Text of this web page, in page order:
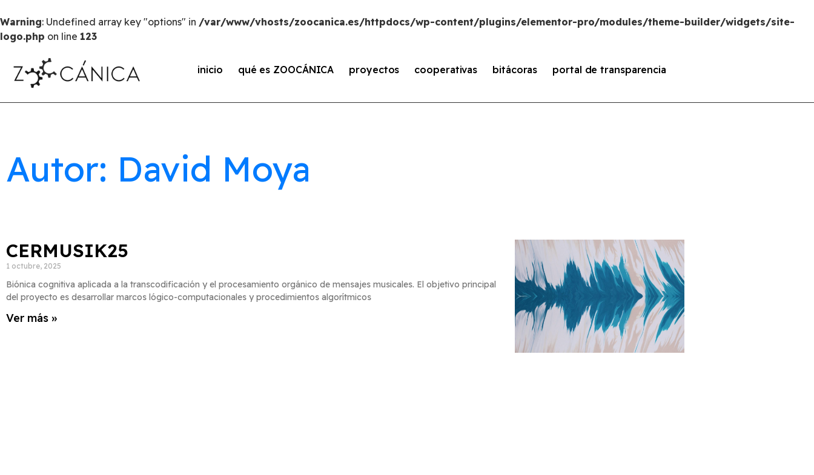
Warning: Undefined array key "options" in /var/www/vhosts/zoocanica.es/httpdocs/wp-content/plugins/elementor-pro/modules/theme-builder/widgets/site-
logo.php on line 123
inicio qué es ZOOCÁNICA proyectos cooperativas bitácoras portal de transparencia
Autor: David Moya
CERMUSIK25
1 octubre, 2025
Biónica cognitiva aplicada a la transcodificación y el procesamiento orgánico de mensajes musicales. El objetivo principal
del proyecto es desarrollar marcos lógico-computacionales y procedimientos algorítmicos
Ver más »